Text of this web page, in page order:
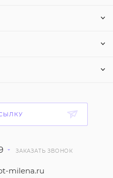
ЗАКАЗАТЬ ЗВОНОК
milena.ru